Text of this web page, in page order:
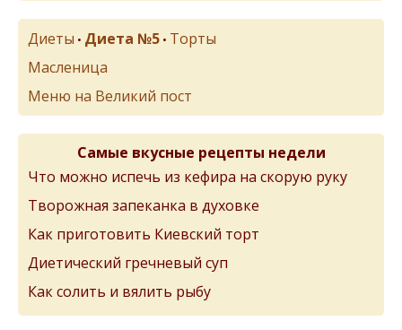
Диеты • Диета №5 • Торты
Масленица
Меню на Великий пост
Самые вкусные рецепты недели
Что можно испечь из кефира на скорую руку
Творожная запеканка в духовке
Как приготовить Киевский торт
Диетический гречневый суп
Как солить и вялить рыбу